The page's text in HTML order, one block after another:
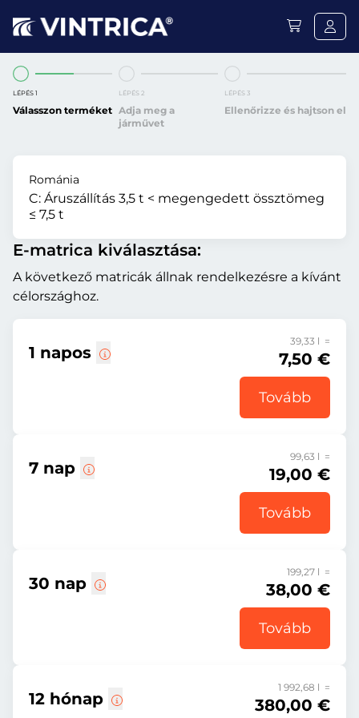
LÉPÉS 1
Válasszon terméket
LÉPÉS 2
Adja meg a
járművet
LÉPÉS 3
Ellenőrizze és hajtson el
Románia
C: Áruszállítás 3,5 t < megengedett össztömeg
≤ 7,5 t
E-matrica kiválasztása:
A következő matricák állnak rendelkezésre a kívánt
célországhoz.
1 napos
39,33 l =
7,50 €
Tovább
7 nap
99,63 l =
19,00 €
Tovább
30 nap
199,27 l =
38,00 €
Tovább
12 hónap
1 992,68 l =
380,00 €